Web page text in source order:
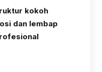
kokoh
dan lembap